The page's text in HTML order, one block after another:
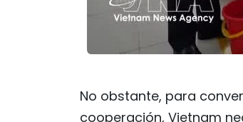
No obstante, para
cooperación, Vietnam